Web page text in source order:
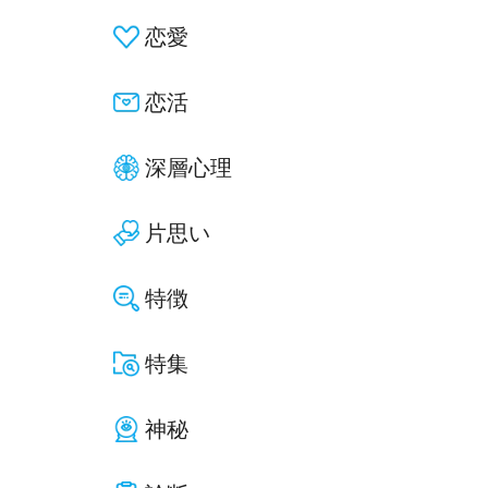
恋愛
恋活
深層心理
片思い
特徴
特集
神秘